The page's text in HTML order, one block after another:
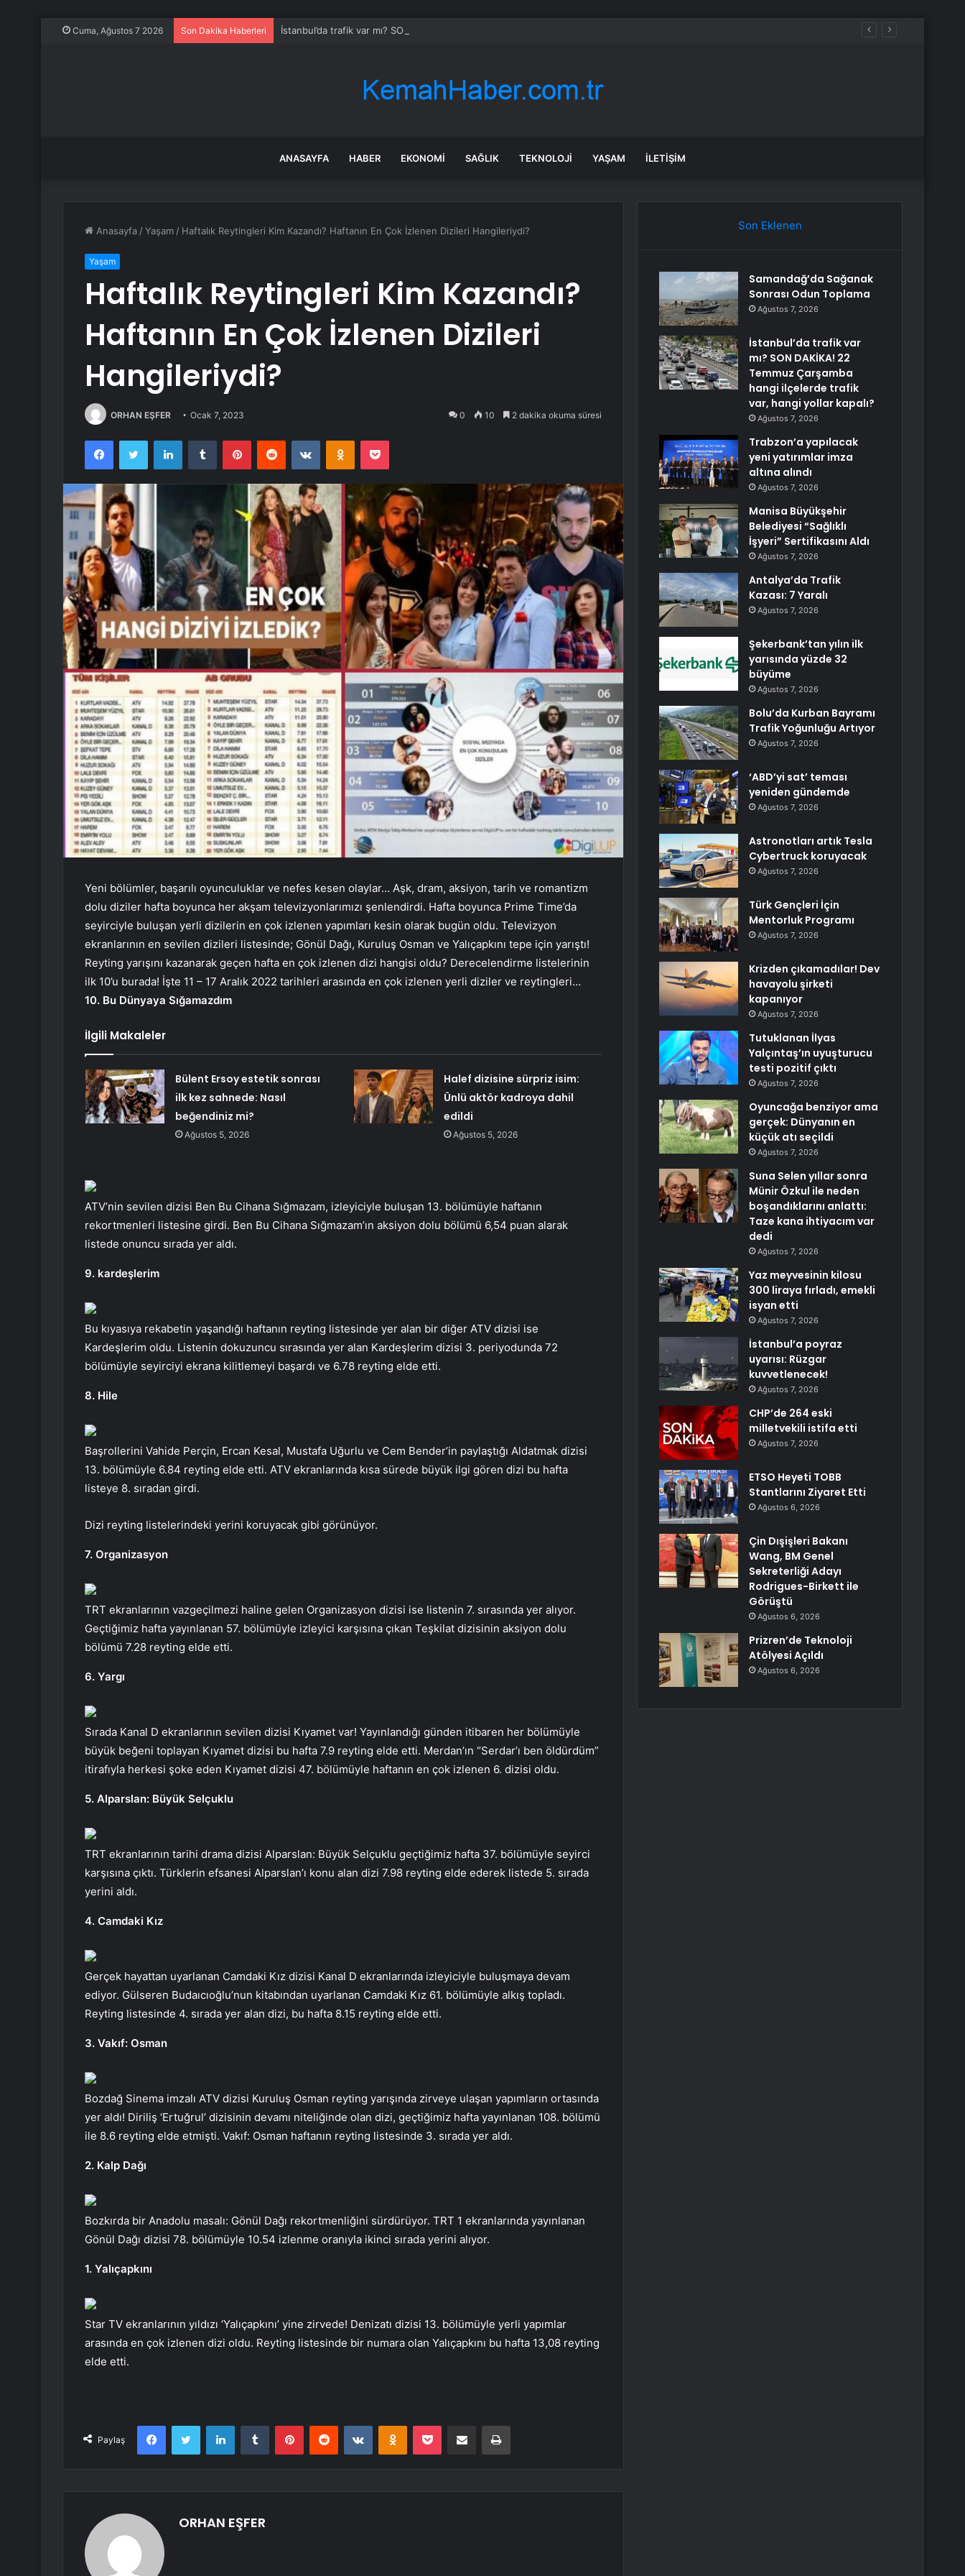
Cuma, Ağustos 7 2026 Son Dakika Haberleri İstanbul’da trafik var mı? SON DAKİKA! 22 Temmuz Çarşamba hangi ilçelerde trafik var, hangi yollar kapalı?
ANASAYFA HABER EKONOMI SAĞLIK TEKNOLOJI YAŞAM İLETIŞIM
Anasayfa /Yaşam / Haftalık Reytingleri Kim Kazandı? Haftanın En Çok İzlenen Dizileri Hangileriydi?
Yaşam
Haftalık Reytingleri Kim Kazandı?
Haftanın En Çok İzlenen Dizileri
Hangileriydi?
ORHAN EŞFER Ocak 7, 2023 0 10 2 dakika okuma süresi
FacebookTwitter LinkedInTumblr PinterestReddit VKontakteOdnoklassniki
Pocket
Yeni bölümler, başarılı oyunculuklar ve nefes kesen olaylar… Aşk, dram, aksiyon, tarih ve romantizm
dolu diziler hafta boyunca her akşam televizyonlarımızı şenlendirdi. Hafta boyunca Prime Time’da
seyirciyle buluşan yerli dizilerin en çok izlenen yapımları kesin olarak bugün oldu. Televizyon
ekranlarının en sevilen dizileri listesinde; Gönül Dağı, Kuruluş Osman ve Yalıçapkını tepe için yarıştı!
Reyting yarışını kazanarak geçen hafta en çok izlenen dizi hangisi oldu? Derecelendirme listelerinin
ilk 10’u burada! İşte 11 – 17 Aralık 2022 tarihleri ​​arasında en çok izlenen yerli diziler ve reytingleri…
10. Bu Dünyaya Sığamazdım
İlgili Makaleler
Bülent Ersoy estetik sonrası
ilk kez sahnede: Nasıl
beğendiniz mi?
Ağustos 5, 2026
Halef dizisine sürpriz isim:
Ünlü aktör kadroya dahil
edildi
Ağustos 5, 2026
ATV’nin sevilen dizisi Ben Bu Cihana Sığmazam, izleyiciyle buluşan 13. bölümüyle haftanın
rekortmenleri listesine girdi. Ben Bu Cihana Sığmazam’ın aksiyon dolu bölümü 6,54 puan alarak
listede onuncu sırada yer aldı.
9. kardeşlerim
Bu kıyasıya rekabetin yaşandığı haftanın reyting listesinde yer alan bir diğer ATV dizisi ise
Kardeşlerim oldu. Listenin dokuzuncu sırasında yer alan Kardeşlerim dizisi 3. periyodunda 72
bölümüyle seyirciyi ekrana kilitlemeyi başardı ve 6.78 reyting elde etti.
8. Hile
Başrollerini Vahide Perçin, Ercan Kesal, Mustafa Uğurlu ve Cem Bender’in paylaştığı Aldatmak dizisi
13. bölümüyle 6.84 reyting elde etti. ATV ekranlarında kısa sürede büyük ilgi gören dizi bu hafta
listeye 8. sıradan girdi.
Dizi reyting listelerindeki yerini koruyacak gibi görünüyor.
7. Organizasyon
TRT ekranlarının vazgeçilmezi haline gelen Organizasyon dizisi ise listenin 7. sırasında yer alıyor.
Geçtiğimiz hafta yayınlanan 57. bölümüyle izleyici karşısına çıkan Teşkilat dizisinin aksiyon dolu
bölümü 7.28 reyting elde etti.
6. Yargı
Sırada Kanal D ekranlarının sevilen dizisi Kıyamet var! Yayınlandığı günden itibaren her bölümüyle
büyük beğeni toplayan Kıyamet dizisi bu hafta 7.9 reyting elde etti. Merdan’ın “Serdar’ı ben öldürdüm”
itirafıyla herkesi şoke eden Kıyamet dizisi 47. bölümüyle haftanın en çok izlenen 6. dizisi oldu.
5. Alparslan: Büyük Selçuklu
TRT ekranlarının tarihi drama dizisi Alparslan: Büyük Selçuklu geçtiğimiz hafta 37. bölümüyle seyirci
karşısına çıktı. Türklerin efsanesi Alparslan’ı konu alan dizi 7.98 reyting elde ederek listede 5. sırada
yerini aldı.
4. Camdaki Kız
Gerçek hayattan uyarlanan Camdaki Kız dizisi Kanal D ekranlarında izleyiciyle buluşmaya devam
ediyor. Gülseren Budaıcıoğlu’nun kitabından uyarlanan Camdaki Kız 61. bölümüyle alkış topladı.
Reyting listesinde 4. sırada yer alan dizi, bu hafta 8.15 reyting elde etti.
3. Vakıf: Osman
Bozdağ Sinema imzalı ATV dizisi Kuruluş Osman reyting yarışında zirveye ulaşan yapımların ortasında
yer aldı! Diriliş ‘Ertuğrul’ dizisinin devamı niteliğinde olan dizi, geçtiğimiz hafta yayınlanan 108. bölümü
ile 8.6 reyting elde etmişti. Vakıf: Osman haftanın reyting listesinde 3. sırada yer aldı.
2. Kalp Dağı
Bozkırda bir Anadolu masalı: Gönül Dağı rekortmenliğini sürdürüyor. TRT 1 ekranlarında yayınlanan
Gönül Dağı dizisi 78. bölümüyle 10.54 izlenme oranıyla ikinci sırada yerini alıyor.
1. Yalıçapkını
Star TV ekranlarının yıldızı ‘Yalıçapkını’ yine zirvede! Denizatı dizisi 13. bölümüyle yerli yapımlar
arasında en çok izlenen dizi oldu. Reyting listesinde bir numara olan Yalıçapkını bu hafta 13,08 reyting
elde etti.
Paylaş
FacebookTwitter LinkedInTumblr PinterestReddit VKontakteOdnoklassniki
Pocket E-Posta ile paylaş Yazdır
ORHAN EŞFER
Son Eklenen
Samandağ’da Sağanak
Sonrası Odun Toplama
Ağustos 7, 2026
İstanbul’da trafik var
mı? SON DAKİKA! 22
Temmuz Çarşamba
hangi ilçelerde trafik
var, hangi yollar kapalı?
Ağustos 7, 2026
Trabzon’a yapılacak
yeni yatırımlar imza
altına alındı
Ağustos 7, 2026
Manisa Büyükşehir
Belediyesi “Sağlıklı
İşyeri” Sertifikasını Aldı
Ağustos 7, 2026
Antalya’da Trafik
Kazası: 7 Yaralı
Ağustos 7, 2026
Şekerbank’tan yılın ilk
yarısında yüzde 32
büyüme
Ağustos 7, 2026
Bolu’da Kurban Bayramı
Trafik Yoğunluğu Artıyor
Ağustos 7, 2026
‘ABD’yi sat’ teması
yeniden gündemde
Ağustos 7, 2026
Astronotları artık Tesla
Cybertruck koruyacak
Ağustos 7, 2026
Türk Gençleri İçin
Mentorluk Programı
Ağustos 7, 2026
Krizden çıkamadılar! Dev
havayolu şirketi
kapanıyor
Ağustos 7, 2026
Tutuklanan İlyas
Yalçıntaş’ın uyuşturucu
testi pozitif çıktı
Ağustos 7, 2026
Oyuncağa benziyor ama
gerçek: Dünyanın en
küçük atı seçildi
Ağustos 7, 2026
Suna Selen yıllar sonra
Münir Özkul ile neden
boşandıklarını anlattı:
Taze kana ihtiyacım var
dedi
Ağustos 7, 2026
Yaz meyvesinin kilosu
300 liraya fırladı, emekli
isyan etti
Ağustos 7, 2026
İstanbul’a poyraz
uyarısı: Rüzgar
kuvvetlenecek!
Ağustos 7, 2026
CHP’de 264 eski
milletvekili istifa etti
Ağustos 7, 2026
ETSO Heyeti TOBB
Stantlarını Ziyaret Etti
Ağustos 6, 2026
Çin Dışişleri Bakanı
Wang, BM Genel
Sekreterliği Adayı
Rodrigues-Birkett ile
Görüştü
Ağustos 6, 2026
Prizren’de Teknoloji
Atölyesi Açıldı
Ağustos 6, 2026